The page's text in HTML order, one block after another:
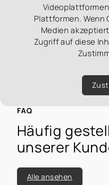
Plattformen. Wenn
Medien
Zugriff auf diese
FAQ
Häufig
unserer
Alle ansehen